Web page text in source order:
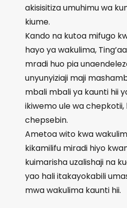
akisisitiza umuhimu wa
kiume.
Kando na kutoa mifugo
hayo ya wakulima,
mradi huo pia
unyunyiziaji maji
mbali mbali ya kaunti hii
ikiwemo ule wa chepkotii,
chepsebin.
Ametoa wito kwa
kikamilifu miradi hiyo
kuimarisha uzalishaji na
yao hali itakayokabili
mwa wakulima kaunti hii.